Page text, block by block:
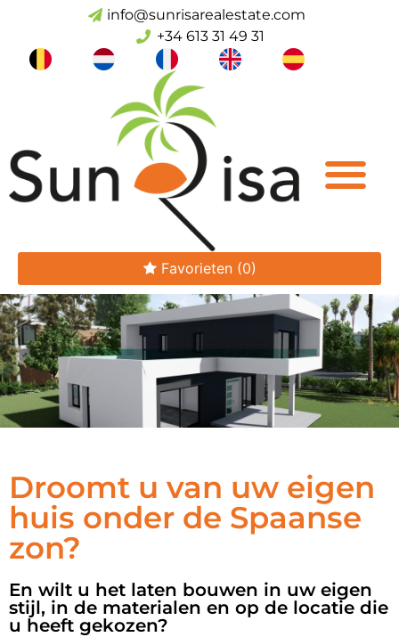
info@sunrisarealestate.com
+34 613 31 49 31
Favorieten (0)
WIJ
Droomt u van uw eigen
huis onder de Spaanse
zon?
En wilt u het laten bouwen in uw eigen
stijl, in de materialen en op de locatie die
u heeft gekozen?